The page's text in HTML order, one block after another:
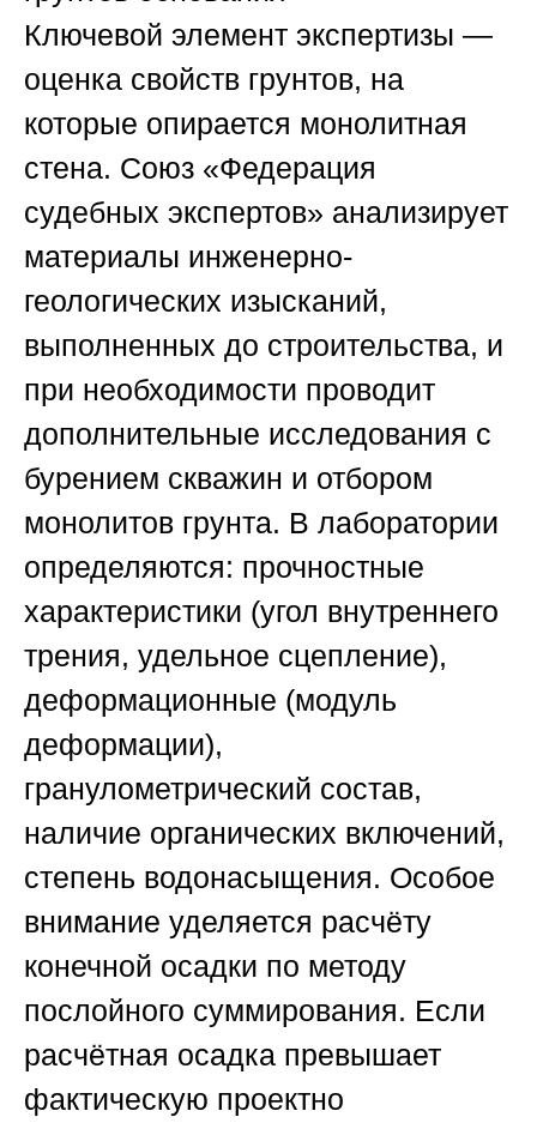
Ключевой элемент экспертизы —
оценка свойств грунтов, на
которые опирается монолитная
стена. Союз «Федерация
судебных экспертов» анализирует
материалы инженерно-
геологических изысканий,
выполненных до строительства, и
при необходимости проводит
дополнительные исследования с
бурением скважин и отбором
монолитов грунта. В лаборатории
определяются: прочностные
характеристики (угол внутреннего
трения, удельное сцепление),
деформационные (модуль
деформации),
гранулометрический состав,
наличие органических включений,
степень водонасыщения. Особое
внимание уделяется расчёту
конечной осадки по методу
послойного суммирования. Если
расчётная осадка превышает
фактическую проектно